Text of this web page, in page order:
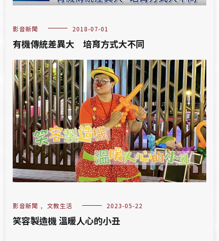
影音新聞 2018-07-01
有機傳統差異大 培育方式大不同
影音新聞 , 文教生活 2023-05-22
笑容製造機 溫暖人心的小丑